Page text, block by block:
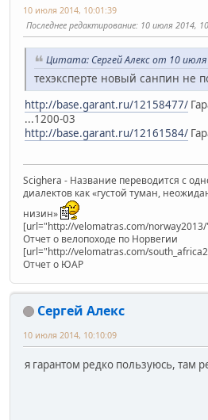
10 июля 2014, 10:01:39
Последнее редактирование: 10 июля 2014,
Цитата: Сергей Алекс от 10 июля
техэксперте новый санпин не
http://base.garant.ru/12158477/
...1200-03
http://base.garant.ru/12161584/
Scighera - Название переводится с
диалектов как «густой туман,
низин»
[url="http://velomatras.com/
Отчет о велопоходе по Норвегии
[url="http://velomatras.com/
Отчет о ЮАР
Сергей Алекс
10 июля 2014, 10:10:09
я гарантом редко пользуюсь, там